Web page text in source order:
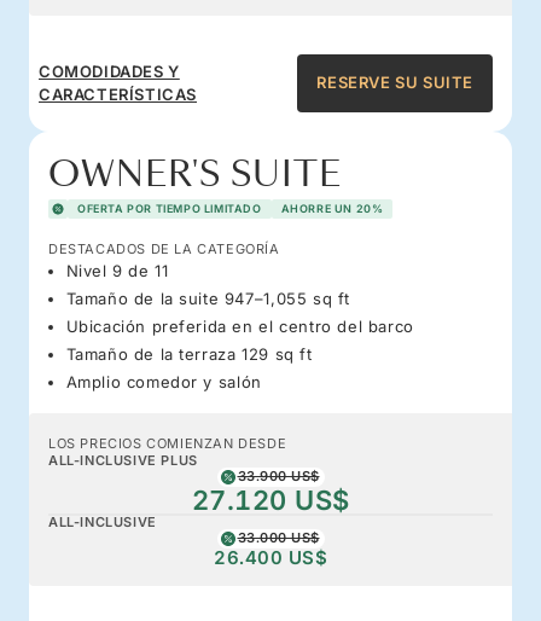
COMODIDADES Y
CARACTERÍSTICAS
RESERVE SU SUITE
OWNER'S SUITE
OFERTA POR TIEMPO LIMITADO AHORRE UN 20%
DESTACADOS DE LA CATEGORÍA
Nivel 9 de 11
Tamaño de la suite 947–1,055 sq ft
Ubicación preferida en el centro del barco
Tamaño de la terraza 129 sq ft
Amplio comedor y salón
LOS PRECIOS COMIENZAN DESDE
ALL-INCLUSIVE PLUS
33.900 US$
27.120 US$
ALL-INCLUSIVE
33.000 US$
26.400 US$